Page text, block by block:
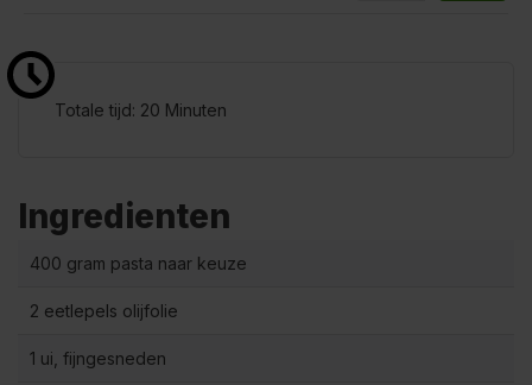
Ingredienten
400 gram pasta naar keuze
2 eetlepels olijfolie
1 ui, fijngesneden
Totale tijd: 20 Minuten